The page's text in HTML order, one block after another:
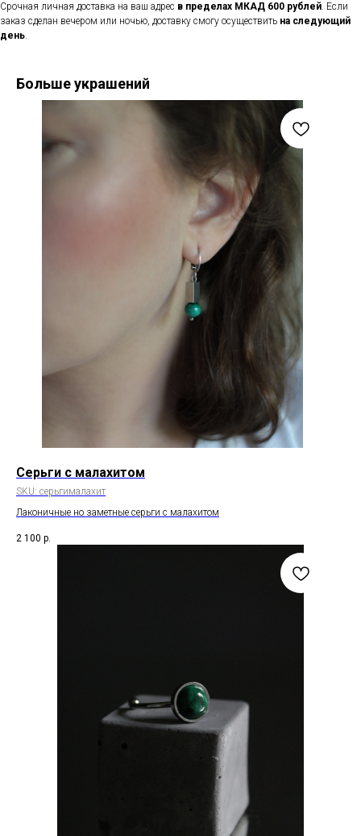
Срочная личная доставка на ваш адрес в пределах МКАД 600 рублей. Если
заказ сделан вечером или ночью, доставку смогу осуществить на следующий
день.
Больше украшений
Серьги с малахитом
SKU: серьгималахит
Лаконичные но заметные серьги с малахитом
2 100 р.